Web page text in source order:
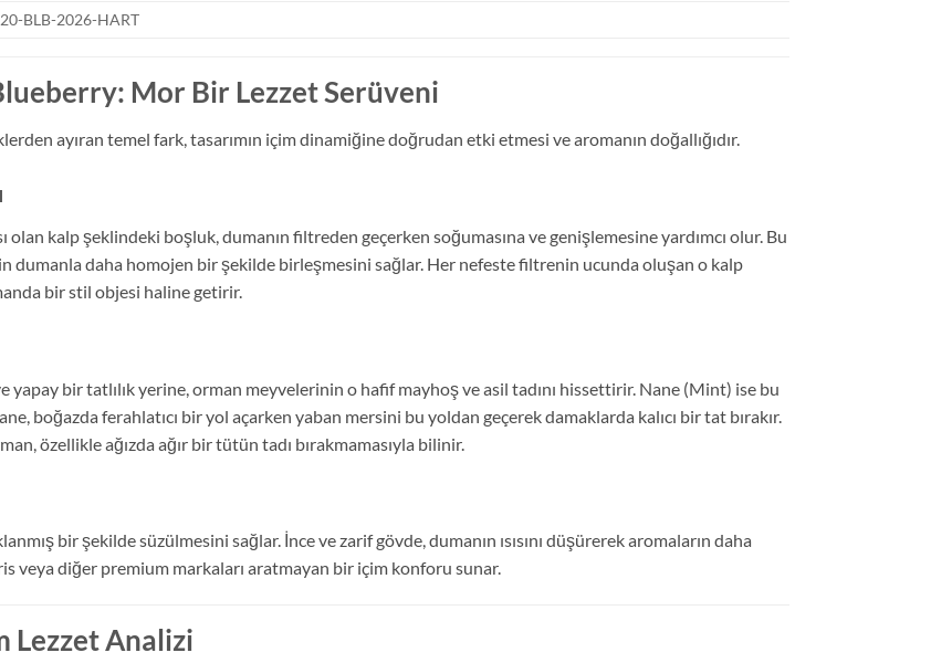
BLB-2026-HART
: Mor Bir Lezzet Serüveni
ayıran temel fark, tasarımın içim dinamiğine doğrudan etki etmesi ve aromanın doğallığıdır.
olan kalp şeklindeki boşluk, dumanın filtreden geçerken soğumasına ve genişlemesine yardımcı olur. Bu
dumanla daha homojen bir şekilde birleşmesini sağlar. Her nefeste filtrenin ucunda oluşan o kalp
bir stil objesi haline getirir.
yapay bir tatlılık yerine, orman meyvelerinin o hafif mayhoş ve asil tadını hissettirir. Nane (Mint) ise bu
boğazda ferahlatıcı bir yol açarken yaban mersini bu yoldan geçerek damaklarda kalıcı bir tat bırakır.
özellikle ağızda ağır bir tütün tadı bırakmamasıyla bilinir.
bir şekilde süzülmesini sağlar. İnce ve zarif gövde, dumanın ısısını düşürerek aromaların daha
veya diğer premium markaları aratmayan bir içim konforu sunar.
Lezzet Analizi